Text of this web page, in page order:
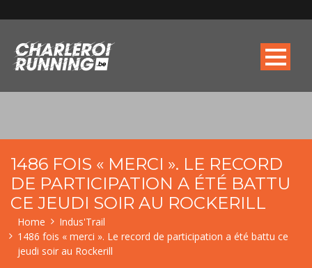
1486 FOIS « MERCI ». LE RECORD
DE PARTICIPATION A ÉTÉ BATTU
CE JEUDI SOIR AU ROCKERILL
Home
Indus'Trail
1486 fois « merci ». Le record de participation a été battu ce
jeudi soir au Rockerill